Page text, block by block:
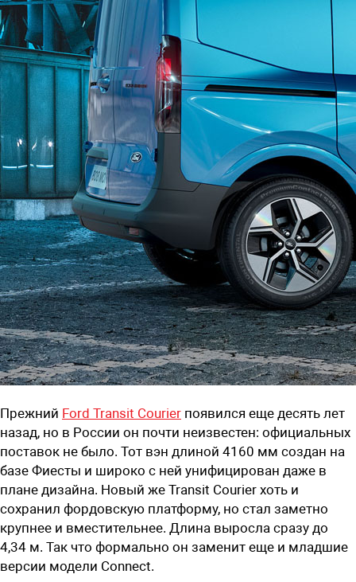
Прежний Ford Transit Courier появился еще десять лет
назад, но в России он почти неизвестен: официальных
поставок не было. Тот вэн длиной 4160 мм создан на
базе Фиесты и широко с ней унифицирован даже в
плане дизайна. Новый же Transit Courier хоть и
сохранил фордовскую платформу, но стал заметно
крупнее и вместительнее. Длина выросла сразу до
4,34 м. Так что формально он заменит еще и младшие
версии модели Connect.